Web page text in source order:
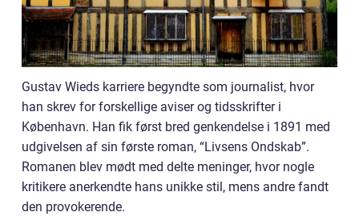
Gustav Wieds karriere begyndte som journalist, hvor
han skrev for forskellige aviser og tidsskrifter i
København. Han fik først bred genkendelse i 1891 med
udgivelsen af sin første roman, “Livsens Ondskab”.
Romanen blev mødt med delte meninger, hvor nogle
kritikere anerkendte hans unikke stil, mens andre fandt
den provokerende.